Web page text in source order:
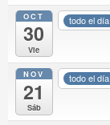
OCT
30
Vie
todo el día
NOV
21
Sáb
todo el día